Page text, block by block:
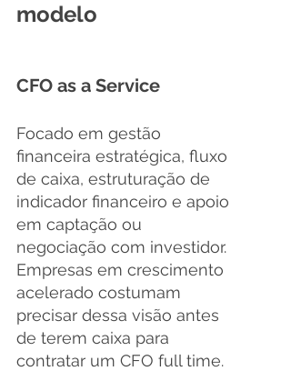
modelo
CFO as a Service
Focado em gestão
financeira estratégica, fluxo
de caixa, estruturação de
indicador financeiro e apoio
em captação ou
negociação com investidor.
Empresas em crescimento
acelerado costumam
precisar dessa visão antes
de terem caixa para
contratar um CFO full time.